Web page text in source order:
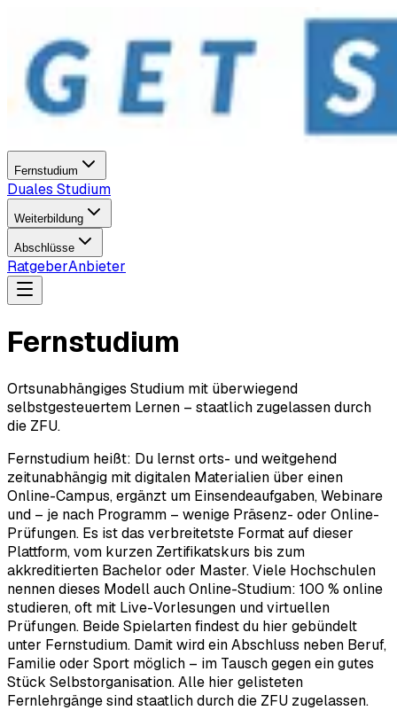
Fernstudium
Duales Studium
Weiterbildung
Abschlüsse
RatgeberAnbieter
Fernstudium
Ortsunabhängiges Studium mit überwiegend
selbstgesteuertem Lernen – staatlich zugelassen durch
die ZFU.
Fernstudium heißt: Du lernst orts- und weitgehend
zeitunabhängig mit digitalen Materialien über einen
Online-Campus, ergänzt um Einsendeaufgaben, Webinare
und – je nach Programm – wenige Präsenz- oder Online-
Prüfungen. Es ist das verbreitetste Format auf dieser
Plattform, vom kurzen Zertifikatskurs bis zum
akkreditierten Bachelor oder Master. Viele Hochschulen
nennen dieses Modell auch Online-Studium: 100 % online
studieren, oft mit Live-Vorlesungen und virtuellen
Prüfungen. Beide Spielarten findest du hier gebündelt
unter Fernstudium. Damit wird ein Abschluss neben Beruf,
Familie oder Sport möglich – im Tausch gegen ein gutes
Stück Selbstorganisation. Alle hier gelisteten
Fernlehrgänge sind staatlich durch die ZFU zugelassen.